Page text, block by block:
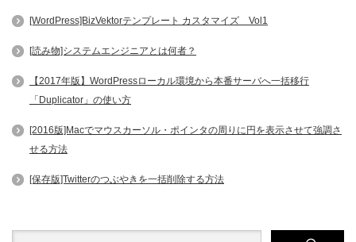
[WordPress]BizVektorテンプレート カスタマイズ Vol1
[読み物]システムエンジニアとは何者？
【2017年版】WordPressローカル環境から本番サーバへ一括移行
「Duplicator」の使い方
[2016版]Macでマウスカーソル・ポインタの周りに円を表示させて強調さ
せる方法
[保存版]Twitterのつぶやきを一括削除する方法